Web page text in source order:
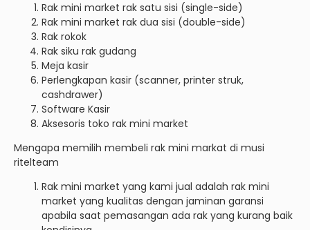
Rak mini market rak satu sisi (single-side)
Rak mini market rak dua sisi (double-side)
Rak rokok
Rak siku rak gudang
Meja kasir
Perlengkapan kasir (scanner, printer struk,
cashdrawer)
Software Kasir
Aksesoris toko rak mini market
Mengapa memilih membeli rak mini markat di musi
ritelteam
Rak mini market yang kami jual adalah rak mini
market yang kualitas dengan jaminan garansi
apabila saat pemasangan ada rak yang kurang baik